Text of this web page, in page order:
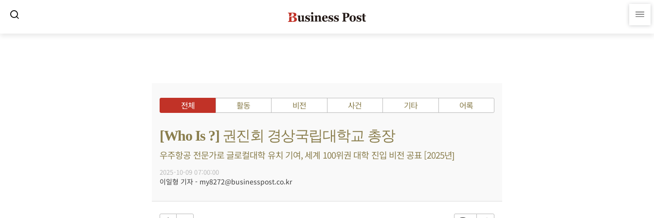
전체 활동 비전 사건 기타 어록
[Who Is ?] 권진회 경상국립대학교 총장
우주항공 전문가로 글로컬대학 유치 기여, 세계 100위권 대학 진입 비전 공표 [2025년]
2025-10-09 07:00:00
이일형 기자 - my8272@businesspost.co.kr